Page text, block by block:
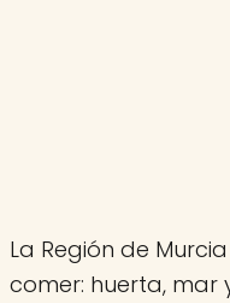
La Región de
comer: huerta,